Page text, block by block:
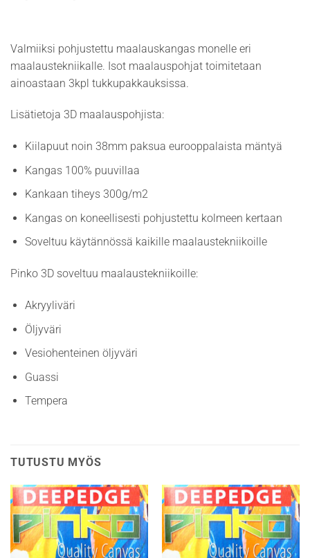
Valmiiksi pohjustettu maalauskangas monelle eri
maalaustekniikalle. Isot maalauspohjat toimitetaan
ainoastaan 3kpl tukkupakkauksissa.
Lisätietoja 3D maalauspohjista:
Kiilapuut noin 38mm paksua eurooppalaista mäntyä
Kangas 100% puuvillaa
Kankaan tiheys 300g/m2
Kangas on koneellisesti pohjustettu kolmeen kertaan
Soveltuu käytännössä kaikille maalaustekniikoille
Pinko 3D soveltuu maalaustekniikoille:
Akryyliväri
Öljyväri
Vesiohenteinen öljyväri
Guassi
Tempera
TUTUSTU MYÖS